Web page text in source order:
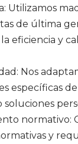
Utilizamos
de última
eficiencia y
Nos
específicas
normativo:
y